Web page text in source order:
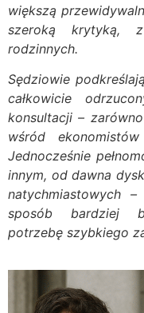
większą
szeroką krytyką,
rodzinnych.
Sędziowie
całkowicie
konsultacji –
wśród
Jednocześnie
innym, od dawna
natychmiastowych
sposób bardziej
potrzebę szybkiego